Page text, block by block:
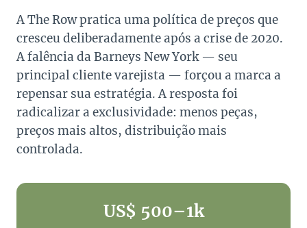
A The Row pratica uma política de preços que
cresceu deliberadamente após a crise de 2020.
A falência da Barneys New York — seu
principal cliente varejista — forçou a marca a
repensar sua estratégia. A resposta foi
radicalizar a exclusividade: menos peças,
preços mais altos, distribuição mais
controlada.
US$ 500–1k